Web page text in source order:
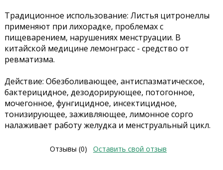
Традиционное использование: Листья цитронеллы
применяют при лихорадке, проблемах с
пищеварением, нарушениях менструации. В
китайской медицине лемонграсс - средство от
ревматизма.
Действие: Обезболивающее, антиспазматическое,
бактерицидное, дезодорирующее, потогонное,
мочегонное, фунгицидное, инсектицидное,
тонизирующее, заживляющее, лимонное сорго
налаживает работу желудка и менструальный цикл.
Отзывы (0) Оставить свой отзыв